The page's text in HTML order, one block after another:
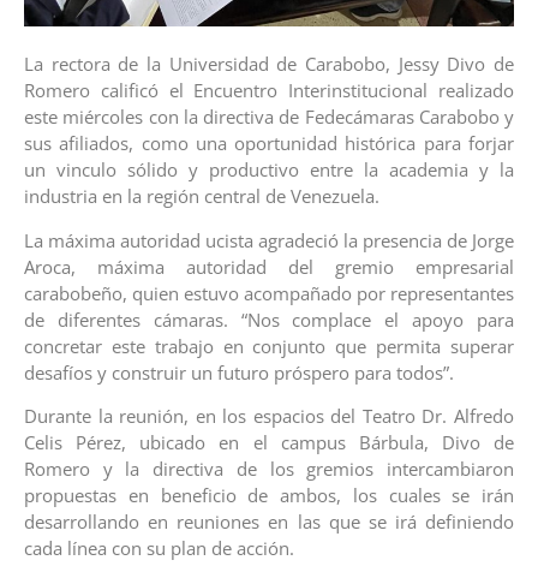
La rectora de la Universidad de Carabobo, Jessy Divo de
Romero calificó el Encuentro Interinstitucional realizado
este miércoles con la directiva de Fedecámaras Carabobo y
sus afiliados, como una oportunidad histórica para forjar
un vinculo sólido y productivo entre la academia y la
industria en la región central de Venezuela.
La máxima autoridad ucista agradeció la presencia de Jorge
Aroca, máxima autoridad del gremio empresarial
carabobeño, quien estuvo acompañado por representantes
de diferentes cámaras. “Nos complace el apoyo para
concretar este trabajo en conjunto que permita superar
desafíos y construir un futuro próspero para todos”.
Durante la reunión, en los espacios del Teatro Dr. Alfredo
Celis Pérez, ubicado en el campus Bárbula, Divo de
Romero y la directiva de los gremios intercambiaron
propuestas en beneficio de ambos, los cuales se irán
desarrollando en reuniones en las que se irá definiendo
cada línea con su plan de acción.